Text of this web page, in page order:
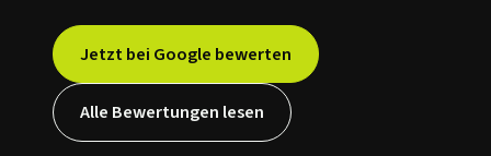
Jetzt bei Google bewerten
Alle Bewertungen lesen